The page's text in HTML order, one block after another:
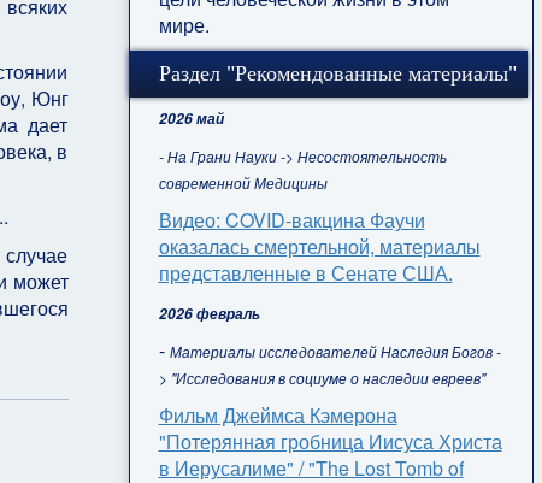
Юнг
дает
в
может
мире.
Раздел "Рекомендованные материалы"
2026 май
- На Грани Науки -> Несостоятельность
современной Медицины
Видео: COVID-вакцина Фаучи
оказалась смертельной, материалы
представленные в Сенате США.
2026 февраль
- Материалы исследователей Наследия Богов -
> "Исследования в социуме о наследии евреев"
Фильм Джеймса Кэмерона
"Потерянная гробница Иисуса Христа
в Иерусалиме" / "The Lost Tomb of